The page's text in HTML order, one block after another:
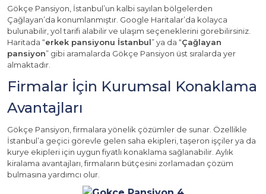
Gökçe Pansiyon, İstanbul’un kalbi sayılan bölgelerden
Çağlayan’da konumlanmıştır. Google Haritalar’da kolayca
bulunabilir, yol tarifi alabilir ve ulaşım seçeneklerini görebilirsiniz.
Haritada “erkek pansiyonu İstanbul” ya da “Çağlayan
pansiyon” gibi aramalarda Gökçe Pansiyon üst sıralarda yer
almaktadır.
Firmalar İçin Kurumsal Konaklama
Avantajları
Gökçe Pansiyon, firmalara yönelik çözümler de sunar. Özellikle
İstanbul’a geçici görevle gelen saha ekipleri, taşeron işçiler ya da
kurye ekipleri için uygun fiyatlı konaklama sağlanabilir. Aylık
kiralama avantajları, firmaların bütçesini zorlamadan çözüm
bulmasına yardımcı olur.